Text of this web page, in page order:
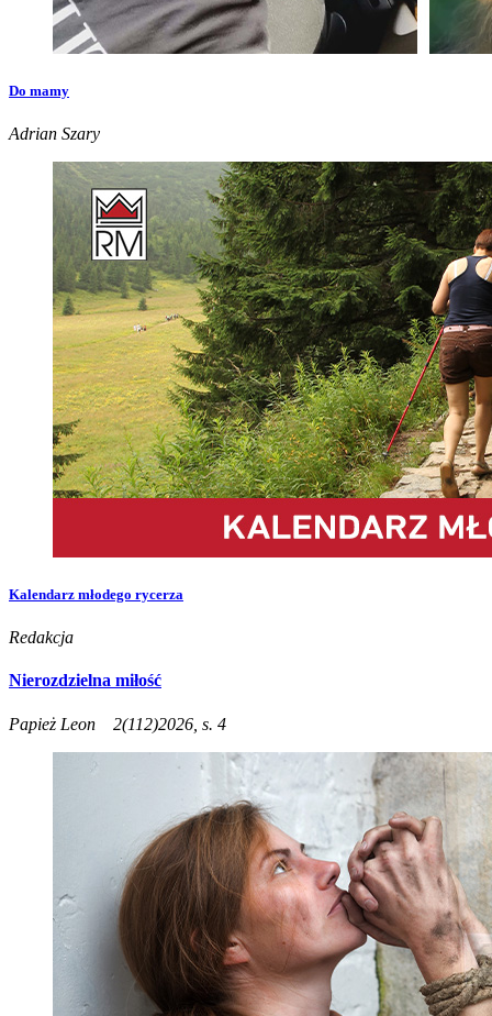
Do mamy
Adrian Szary
Kalendarz młodego rycerza
Redakcja
Nierozdzielna miłość
Papież Leon 2(112)2026, s. 4